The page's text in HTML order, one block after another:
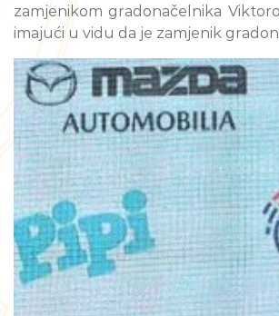
zamjenikom gradonačelnika
imajući u vidu da je zamjenik